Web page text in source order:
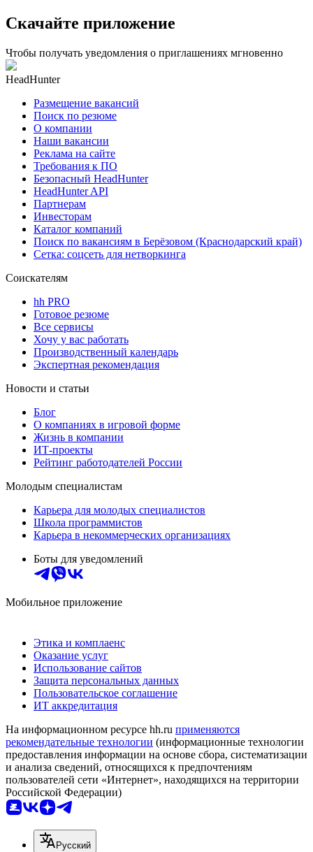
Скачайте приложение
Чтобы получать уведомления о приглашениях мгновенно
HeadHunter
Размещение вакансий
Поиск по резюме
О компании
Наши вакансии
Реклама на сайте
Требования к ПО
Безопасный HeadHunter
HeadHunter API
Партнерам
Инвесторам
Каталог компаний
Поиск по вакансиям в Берёзовом (Краснодарский край)
Сетка: соцсеть для нетворкинга
Соискателям
hh PRO
Готовое резюме
Все сервисы
Хочу у вас работать
Производственный календарь
Экспертная рекомендация
Новости и статьи
Блог
О компаниях в игровой форме
Жизнь в компании
ИТ-проекты
Рейтинг работодателей России
Молодым специалистам
Карьера для молодых специалистов
Школа программистов
Карьера в некоммерческих организациях
Боты для уведомлений
Мобильное приложение
Этика и комплаенс
Оказание услуг
Использование сайтов
Защита персональных данных
Пользовательское соглашение
ИТ аккредитация
На информационном ресурсе hh.ru применяются
рекомендательные технологии (информационные технологии
предоставления информации на основе сбора, систематизации
и анализа сведений, относящихся к предпочтениям
пользователей сети «Интернет», находящихся на территории
Российской Федерации)
Русский